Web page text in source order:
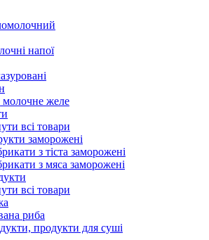
напої
молочне желе
всі товари
заморожені
з тіста заморожені
з мяса заморожені
всі товари
риба
продукти для суші